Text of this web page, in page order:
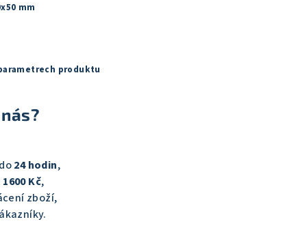
mm
produktu
24 hodin,
Kč,
zboží,